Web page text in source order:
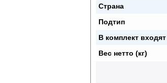
Страна
Подтип
В комплект входят
Вес нетто (кг)